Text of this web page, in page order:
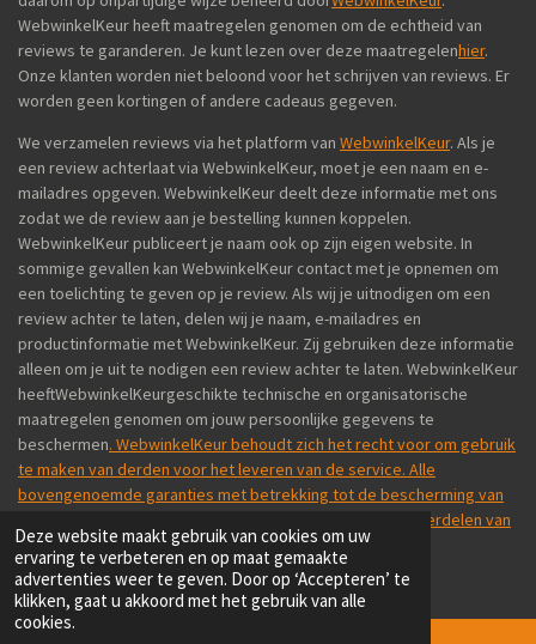
Deze website maakt gebruik van cookies om uw
ervaring te verbeteren en op maat gemaakte
advertenties weer te geven. Door op ‘Accepteren’ te
klikken, gaat u akkoord met het gebruik van alle
cookies.
WebwinkelKeur heeft maatregelen genomen om de echtheid van
reviews te garanderen. Je kunt lezen over deze maatregelenhier.
Onze klanten worden niet beloond voor het schrijven van reviews. Er
worden geen kortingen of andere cadeaus gegeven.
We verzamelen reviews via het platform van WebwinkelKeur. Als je
een review achterlaat via WebwinkelKeur, moet je een naam en e-
mailadres opgeven. WebwinkelKeur deelt deze informatie met ons
zodat we de review aan je bestelling kunnen koppelen.
WebwinkelKeur publiceert je naam ook op zijn eigen website. In
sommige gevallen kan WebwinkelKeur contact met je opnemen om
een toelichting te geven op je review. Als wij je uitnodigen om een
review achter te laten, delen wij je naam, e-mailadres en
productinformatie met WebwinkelKeur. Zij gebruiken deze informatie
alleen om je uit te nodigen een review achter te laten. WebwinkelKeur
heeftWebwinkelKeurgeschikte technische en organisatorische
maatregelen genomen om jouw persoonlijke gegevens te
beschermen. WebwinkelKeur behoudt zich het recht voor om gebruik
te maken van derden voor het leveren van de service. Alle
bovengenoemde garanties met betrekking tot de bescherming van
je persoonsgegevens zijn ook van toepassing op de onderdelen van
de dienst waarvoor WebwinkelKeur derden inschakelt.
© 2025 NL800.NL